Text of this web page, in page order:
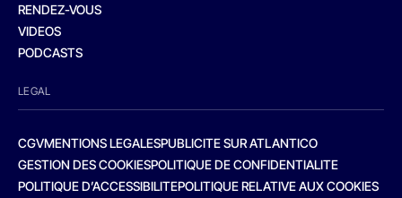
RENDEZ-VOUS
VIDEOS
PODCASTS
LEGAL
CGVMENTIONS LEGALESPUBLICITE SUR ATLANTICO
GESTION DES COOKIESPOLITIQUE DE CONFIDENTIALITE
POLITIQUE D’ACCESSIBILITEPOLITIQUE RELATIVE AUX COOKIES